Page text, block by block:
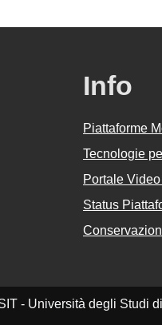
Info
Piattaforme
Tecnologie
Portale
Status
- Università degli Studi